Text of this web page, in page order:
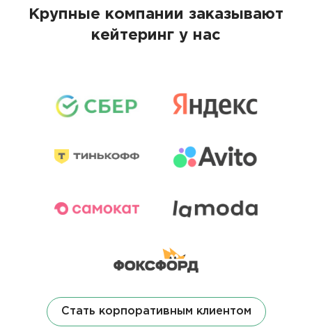
Крупные компании заказывают
кейтеринг у нас
Стать корпоративным клиентом